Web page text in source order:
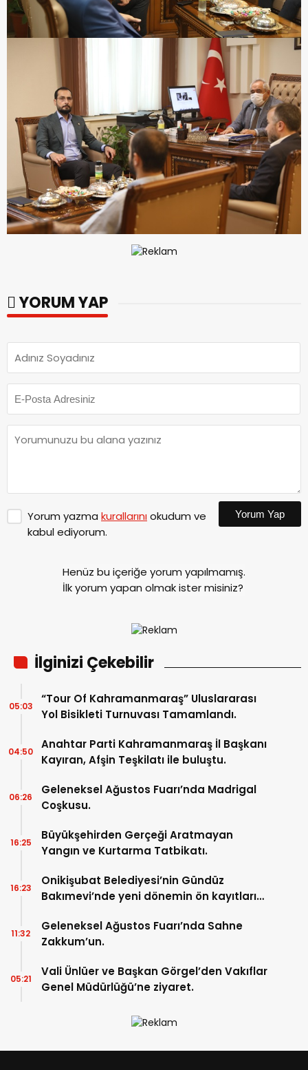
YORUM YAP
Yorum yazma kurallarınıokudum ve
kabul ediyorum.
Yorum Yap
Henüz bu içeriğe yorum yapılmamış.
İlk yorum yapan olmak ister misiniz?
İlginizi Çekebilir
“Tour Of Kahramanmaraş” Uluslararası
Yol Bisikleti Turnuvası Tamamlandı.
05:03
Anahtar Parti Kahramanmaraş İl Başkanı
Kayıran, Afşin Teşkilatı ile buluştu.
04:50
Geleneksel Ağustos Fuarı’nda Madrigal
Coşkusu.
06:26
Büyükşehirden Gerçeği Aratmayan
Yangın ve Kurtarma Tatbikatı.
16:25
Onikişubat Belediyesi’nin Gündüz
Bakımevi’nde yeni dönemin ön kayıtları
16:23
Geleneksel Ağustos Fuarı’nda Sahne
Zakkum’un.
11:32
Vali Ünlüer ve Başkan Görgel’den Vakıflar
Genel Müdürlüğü’ne ziyaret.
05:21